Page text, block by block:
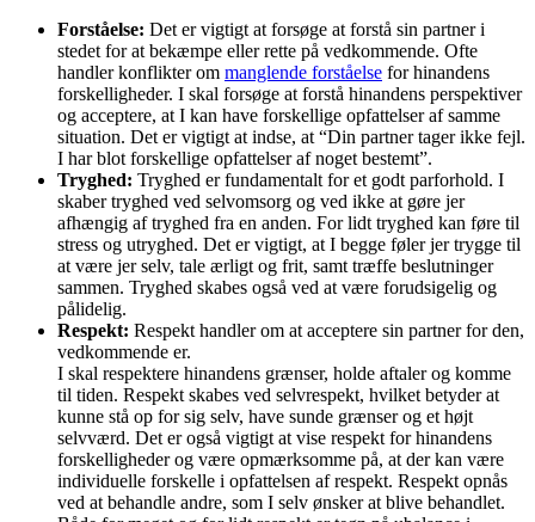
Forståelse: Det er vigtigt at forsøge at forstå sin partner i
stedet for at bekæmpe eller rette på vedkommende. Ofte
handler konflikter om manglende forståelse for hinandens
forskelligheder. I skal forsøge at forstå hinandens perspektiver
og acceptere, at I kan have forskellige opfattelser af samme
situation. Det er vigtigt at indse, at “Din partner tager ikke fejl.
I har blot forskellige opfattelser af noget bestemt”.
Tryghed: Tryghed er fundamentalt for et godt parforhold. I
skaber tryghed ved selvomsorg og ved ikke at gøre jer
afhængig af tryghed fra en anden. For lidt tryghed kan føre til
stress og utryghed. Det er vigtigt, at I begge føler jer trygge til
at være jer selv, tale ærligt og frit, samt træffe beslutninger
sammen. Tryghed skabes også ved at være forudsigelig og
pålidelig.
Respekt: Respekt handler om at acceptere sin partner for den,
vedkommende er.
I skal respektere hinandens grænser, holde aftaler og komme
til tiden. Respekt skabes ved selvrespekt, hvilket betyder at
kunne stå op for sig selv, have sunde grænser og et højt
selvværd. Det er også vigtigt at vise respekt for hinandens
forskelligheder og være opmærksomme på, at der kan være
individuelle forskelle i opfattelsen af respekt. Respekt opnås
ved at behandle andre, som I selv ønsker at blive behandlet.